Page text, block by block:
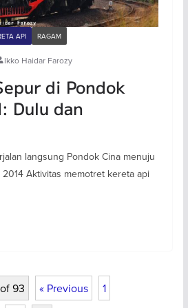
API RAGAM
Ikko Haidar Farozy
di Pondok
Dulu dan
langsung Pondok Cina menuju
Aktivitas memotret kereta api
93 « Previous
1